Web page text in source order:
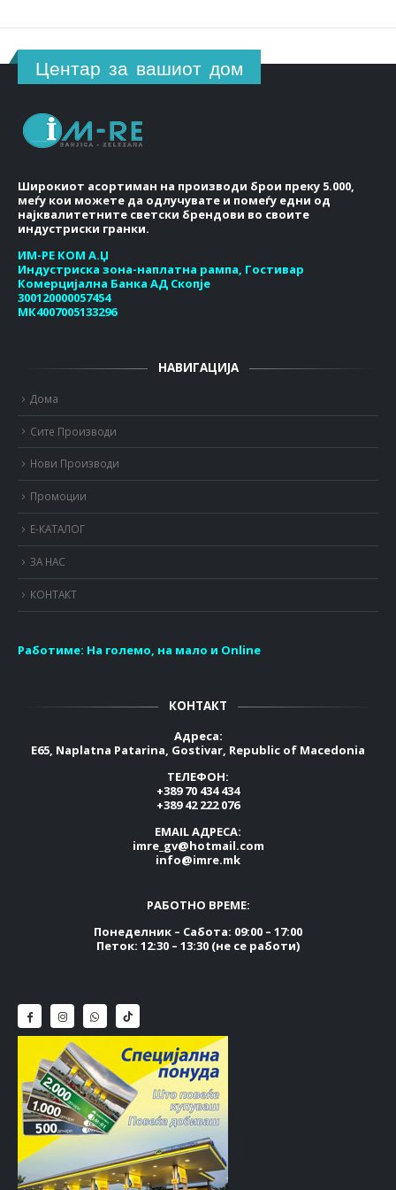
Центар за вашиот дом
Широкиот асортиман на производи брои преку 5.000,
меѓу кои можете да одлучувате и помеѓу едни од
најквалитетните светски брендови во своите
индустриски гранки.
ИМ-РЕ КОМ А.Џ
Индустриска зона-наплатна рампа, Гостивар
Комерцијална Банка АД Скопје
300120000057454
МК4007005133296
НАВИГАЦИЈА
Дома
Сите Производи
Нови Производи
Промоции
Е-КАТАЛОГ
ЗА НАС
КОНТАКТ
Работиме: На големо, на мало и Online
КОНТАКТ
Адреса:
E65, Naplatna Patarina, Gostivar, Republic of Macedonia
ТЕЛЕФОН:
+389 70 434 434
+389 42 222 076
EMAIL АДРЕСА:
imre_gv@hotmail.com
info@imre.mk
РАБОТНО ВРЕМЕ:
Понеделник – Сабота: 09:00 – 17:00
Петок: 12:30 – 13:30 (не се работи)